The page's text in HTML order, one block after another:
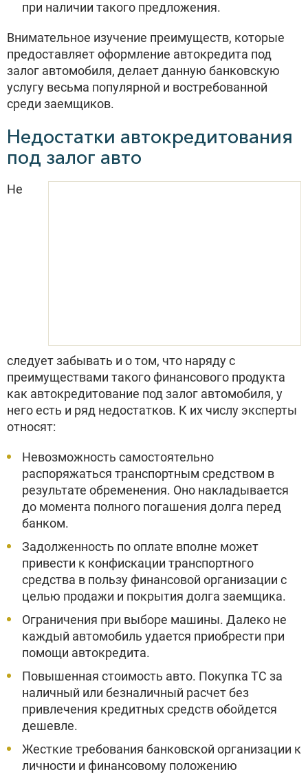
при наличии такого предложения.
Внимательное изучение преимуществ, которые
предоставляет оформление автокредита под
залог автомобиля, делает данную банковскую
услугу весьма популярной и востребованной
среди заемщиков.
Недостатки автокредитования
под залог авто
Не
следует забывать и о том, что наряду с
преимуществами такого финансового продукта
как автокредитование под залог автомобиля, у
него есть и ряд недостатков. К их числу эксперты
относят:
Невозможность самостоятельно
распоряжаться транспортным средством в
результате обременения. Оно накладывается
до момента полного погашения долга перед
банком.
Задолженность по оплате вполне может
привести к конфискации транспортного
средства в пользу финансовой организации с
целью продажи и покрытия долга заемщика.
Ограничения при выборе машины. Далеко не
каждый автомобиль удается приобрести при
помощи автокредита.
Повышенная стоимость авто. Покупка ТС за
наличный или безналичный расчет без
привлечения кредитных средств обойдется
дешевле.
Жесткие требования банковской организации к
личности и финансовому положению